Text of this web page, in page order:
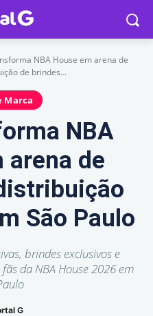
NBA House em arena de
de brindes...
Marca
NBA
arena de
São Paulo
brindes exclusivos e
da NBA House 2026 em
G